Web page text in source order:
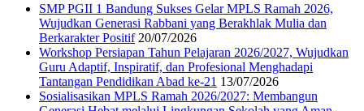
SMP PGII 1 Bandung Sukses Gelar MPLS Ramah 2026,
Wujudkan Generasi Rabbani yang Berakhlak Mulia dan
Berkarakter Positif 20/07/2026
Workshop Persiapan Tahun Pelajaran 2026/2027, Wujudkan
Guru Adaptif, Inspiratif, dan Profesional Menghadapi
Tantangan Pendidikan Abad ke-21 13/07/2026
Sosialisasikan MPLS Ramah 2026/2027: Membangun